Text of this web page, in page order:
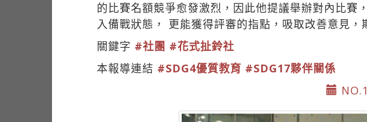
的比賽名額競爭愈發激烈，因此他提議舉辦對內比賽
入備戰狀態， 更能獲得評審的指點，吸取改善意見，
關鍵字 #社團 #花式扯鈴社
本報導連結 #SDG4優質教育 #SDG17夥伴關係